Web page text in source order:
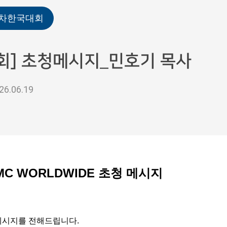
한국대회
초청메시지_민호기 목사
WORLDWIDE 초청 메시지
지를 전해드립니다.